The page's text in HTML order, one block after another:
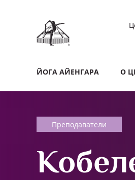
ЙОГА АЙЕНГАРА О
Преподаватели